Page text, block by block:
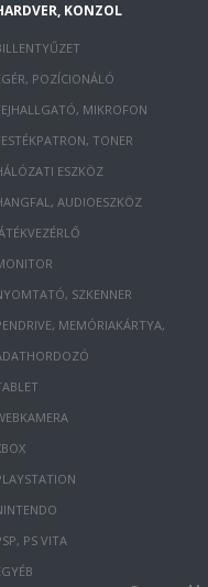
KONZOL
POZÍCIONÁLÓ
MIKROFON
TONER
ESZKÖZ
AUDIOESZKÖZ
SZKENNER
MEMÓRIAKÁRTYA,
PS VITA